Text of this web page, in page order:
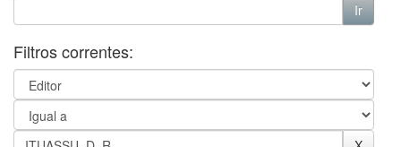
Filtros correntes: